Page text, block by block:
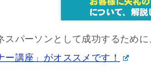
スパーソンとして成功するため
ー講座」がオススメです！